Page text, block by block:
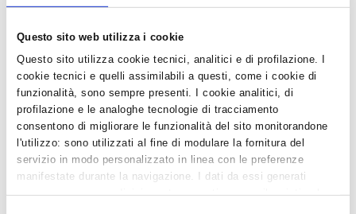
Questo sito web utilizza i cookie
Questo sito utilizza cookie tecnici, analitici e di profilazione. I
cookie tecnici e quelli assimilabili a questi, come i cookie di
funzionalità, sono sempre presenti. I cookie analitici, di
profilazione e le analoghe tecnologie di tracciamento
consentono di migliorare le funzionalità del sito monitorandone
l'utilizzo: sono utilizzati al fine di modulare la fornitura del
servizio in modo personalizzato in linea con le preferenze
manifestate durante la navigazione. I dati da essi generati
possono essere condivisi con terze parti e sono rilasciati solo
News in Primo Piano
- AZIENDEPIÙ 3/2026 (FASCICOLO NR. 128) -
GIUGNO/LUGLIO/AGOSTO 2026 IN ...
- CONFARTIGIANATO IMPRESE RAVENNA E WELFARE
GROUP INSIEME PER UN BENESSE...
- CAAF CONFARTIGIANATO: ASSISTENZA QUALIFICATA
E SERVIZI DI QUALITÀ PER...
- DA CONFARTIGIANATO, SE HAI MENO DI 25 ANNI, LA